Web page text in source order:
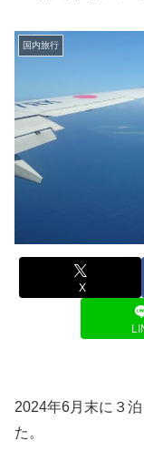
国内旅行
X
2024年6月末に３
た。